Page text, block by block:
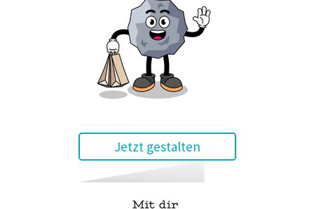
Jetzt gestalten